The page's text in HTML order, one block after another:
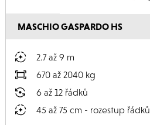
MASCHIO GASPARDO HS
2.7 až 9 m
670 až 2040 kg
6 až 12 řádků
45 až 75 cm - rozestup řádků